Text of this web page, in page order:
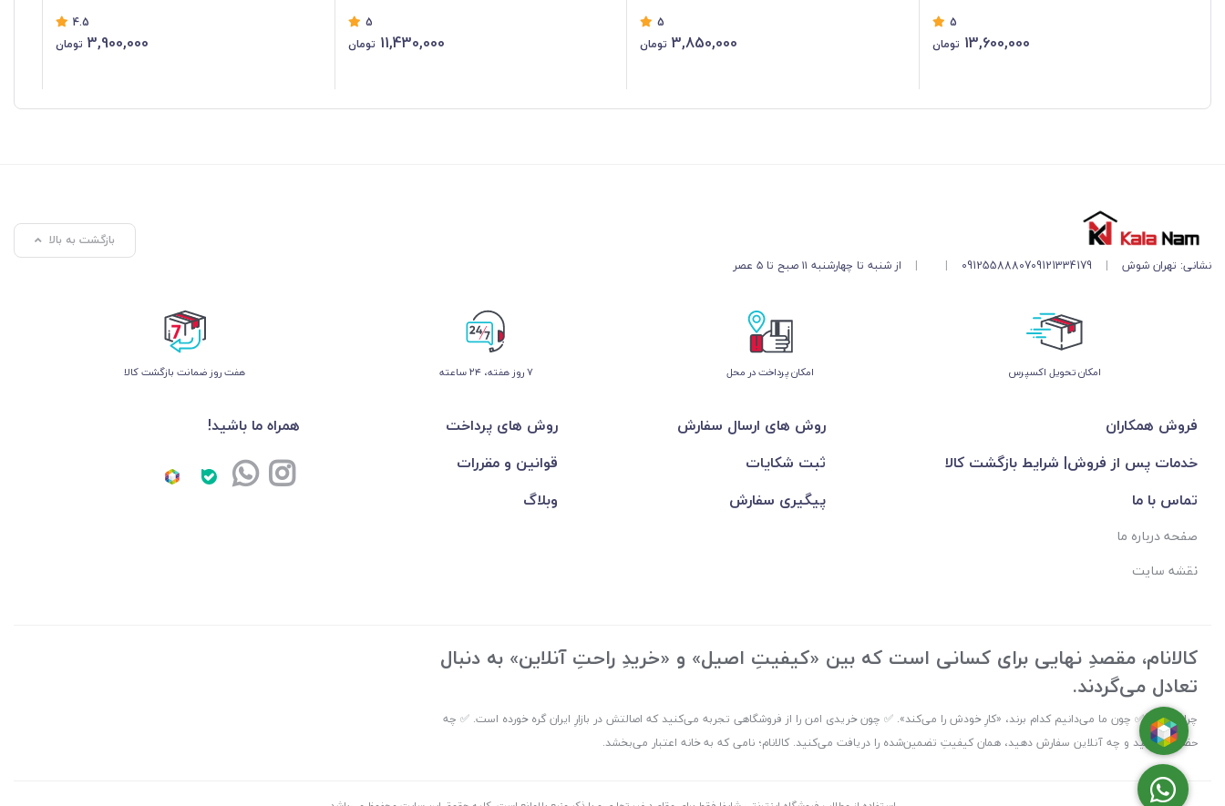
5
13,600,000 تومان
5
3,850,000 تومان
5
11,430,000 تومان
4.5
3,900,000 تومان
نشانی: تهران شوش |
09121334179
09125588807
|
| از شنبه تا چهارشنبه ۱۱ صبح تا ۵ عصر
بازگشت به بالا
اﻣﮑﺎن ﺗﺤﻮﯾﻞ اﮐﺴﭙﺮس امکان پرداخت در محل ۷ روز ﻫﻔﺘﻪ، ۲۴ ﺳﺎﻋﺘﻪ هفت روز ضمانت بازگشت کالا
فروش همکاران روش های ارسال سفارش
روش های پرداخت
خدمات پس از فروش| شرایط بازگشت کالا
ثبت شکایات
قوانین و مقررات
تماس با ما
صفحه درباره ما
نقشه سایت
پیگیری سفارش وبلاگ
همراه ما باشید!
کالانام، مقصدِ نهایی برای کسانی است که بین «کیفیتِ اصیل» و «خریدِ راحتِ آنلاین» به دنبال
تعادل می‌گردند.
چرا کالانام؟ ✅ چون ما می‌دانیم کدام برند، «کارِ خودش را می‌کند». ✅ چون خریدی امن را از فروشگاهی تجربه می‌کنید که اصالتش در بازارِ ایران گره خورده است. ✅ چه
حضوری بیایید و چه آنلاین سفارش دهید، همان کیفیتِ تضمین‌شده را دریافت می‌کنید. کالانام؛ نامی که به خانه اعتبار می‌بخشد.